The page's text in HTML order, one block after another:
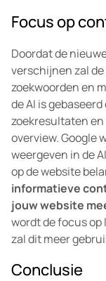
Focus op
Doordat de
verschijnen zal
zoekwoorden en
de AI is
zoekresultaten en
overview. Google
weergeven in de
op de website
informatieve
jouw website
wordt de focus
zal dit meer
Conclusie